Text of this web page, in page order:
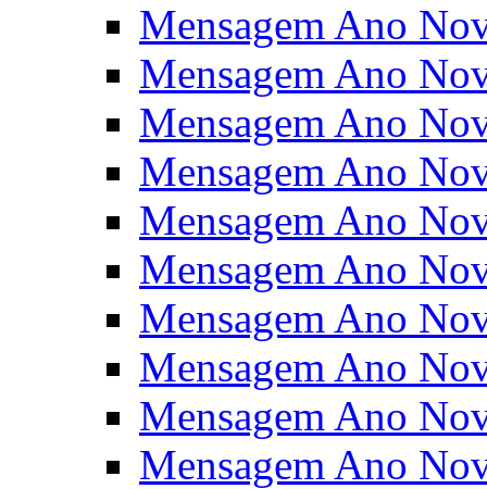
Mensagem Ano
Mensagem Ano
Mensagem Ano
Mensagem Ano
Mensagem Ano
Mensagem Ano
Mensagem Ano
Mensagem Ano
Mensagem Ano
Mensagem Ano